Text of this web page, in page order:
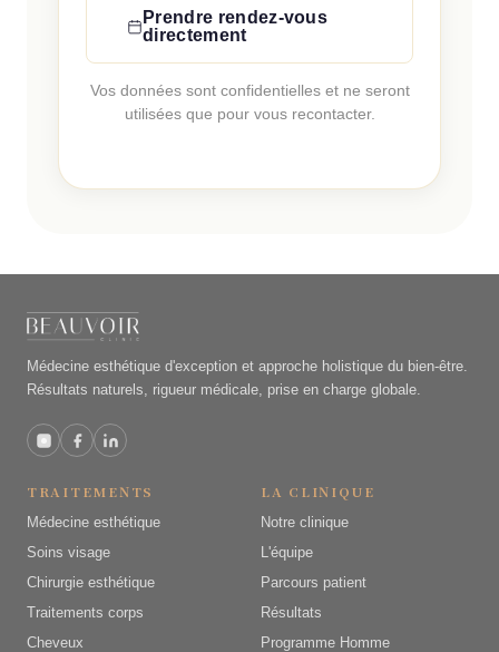
Prendre rendez-vous
directement
Vos données sont confidentielles et ne seront
utilisées que pour vous recontacter.
Médecine esthétique d'exception et approche holistique du bien-être.
Résultats naturels, rigueur médicale, prise en charge globale.
TRAITEMENTS
Médecine esthétique
Soins visage
Chirurgie esthétique
Traitements corps
Cheveux
LA CLINIQUE
Notre clinique
L'équipe
Parcours patient
Résultats
Programme Homme